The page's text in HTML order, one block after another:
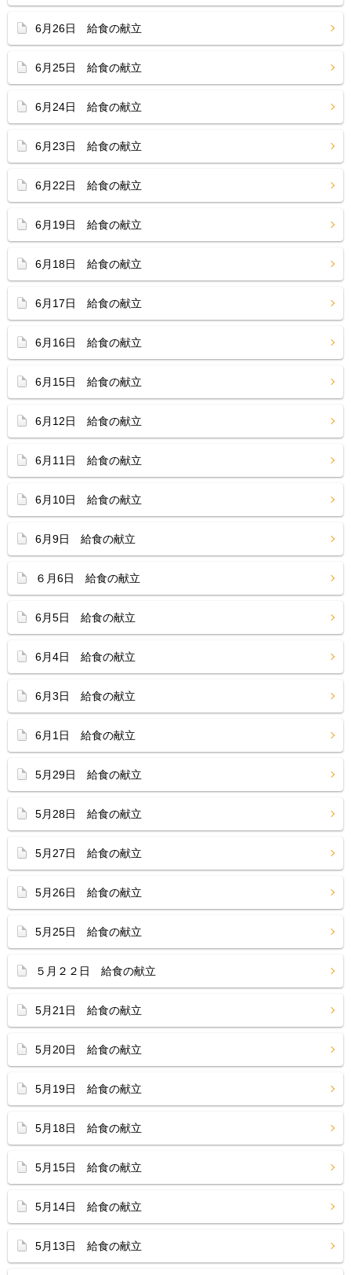
6月26日 給食の献立
6月25日 給食の献立
6月24日 給食の献立
6月23日 給食の献立
6月22日 給食の献立
6月19日 給食の献立
6月18日 給食の献立
6月17日 給食の献立
6月16日 給食の献立
6月15日 給食の献立
6月12日 給食の献立
6月11日 給食の献立
6月10日 給食の献立
6月9日 給食の献立
６月6日 給食の献立
6月5日 給食の献立
6月4日 給食の献立
6月3日 給食の献立
6月1日 給食の献立
5月29日 給食の献立
5月28日 給食の献立
5月27日 給食の献立
5月26日 給食の献立
5月25日 給食の献立
５月２２日 給食の献立
5月21日 給食の献立
5月20日 給食の献立
5月19日 給食の献立
5月18日 給食の献立
5月15日 給食の献立
5月14日 給食の献立
5月13日 給食の献立